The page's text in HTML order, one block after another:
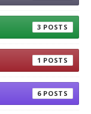
3
1
6